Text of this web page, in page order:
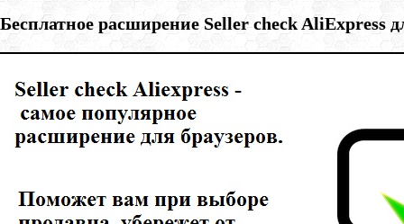
Бесплатное расширение Seller check AliExpress